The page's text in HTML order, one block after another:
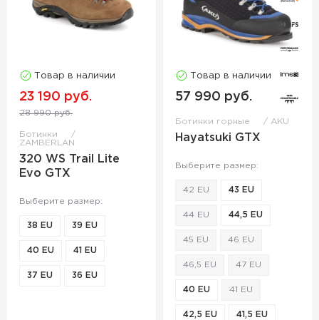
Товар в наличии
23 190 руб.
28 990 руб.
Ботинки
ZAMBERLAN
320 WS Trail Lite
Evo GTX
Выберите размер:
38 EU 39 EU
40 EU 41 EU
37 EU 36 EU
Товар в наличии
57 990 руб.
Ботинки горные AKU
Hayatsuki GTX
Выберите размер:
42 EU 43 EU
44 EU 44,5 EU
45 EU 46 EU
46,5 EU 47 EU
40 EU 41 EU
42,5 EU 41,5 EU